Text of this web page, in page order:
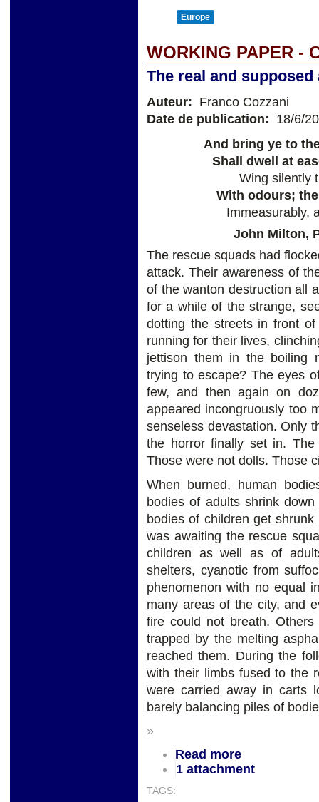
Europe
WORKING PAPER -
The real and
Auteur: Franco Cozzani
Date de publication: 18/6/
And bring ye to
Shall dwell at
Wing silently
With odours;
Immeasurably,
John Milton,
The rescue squads had
attack. Their awareness of
of the wanton destruction all
for a while of the strange,
dotting the streets in front
running for their lives,
jettison them in the boiling
trying to escape? The eyes
few, and then again on
appeared incongruously too
senseless devastation. Only
the horror finally set in.
Those were not dolls. Those
When burned, human
bodies of adults shrink
bodies of children get
was awaiting the rescue
children as well as of
shelters, cyanotic from
phenomenon with no equal
many areas of the city, and
fire could not breath.
trapped by the melting
reached them. During the
with their limbs fused to the
were carried away in carts
barely balancing piles of
»
Read more
1 attachment
TAGS: